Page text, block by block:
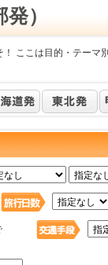
）
ここは目的・テーマ